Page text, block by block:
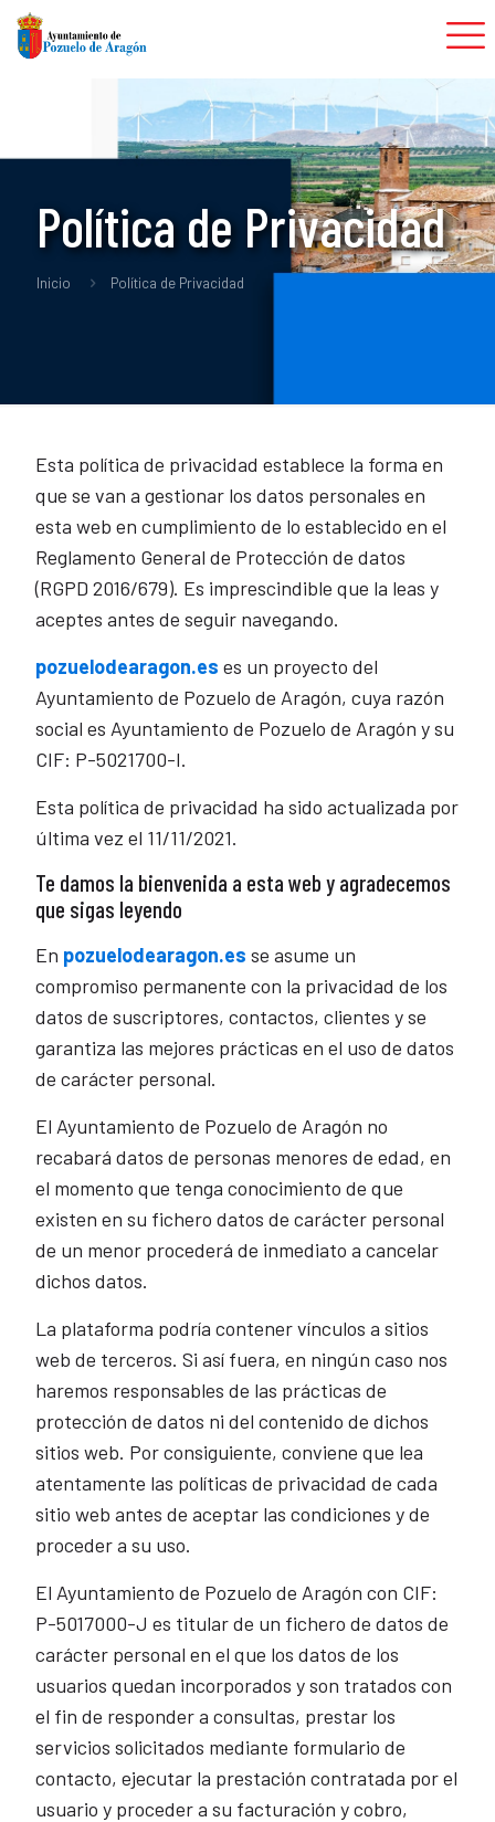
Política de Privacidad
Inicio Política de Privacidad
Esta política de privacidad establece la forma en
que se van a gestionar los datos personales en
esta web en cumplimiento de lo establecido en el
Reglamento General de Protección de datos
(RGPD 2016/679). Es imprescindible que la leas y
aceptes antes de seguir navegando.
pozuelodearagon.es es un proyecto del
Ayuntamiento de Pozuelo de Aragón, cuya razón
social es Ayuntamiento de Pozuelo de Aragón y su
CIF: P-5021700-I.
Esta política de privacidad ha sido actualizada por
última vez el 11/11/2021.
Te damos la bienvenida a esta web y agradecemos
que sigas leyendo
En pozuelodearagon.es se asume un
compromiso permanente con la privacidad de los
datos de suscriptores, contactos, clientes y se
garantiza las mejores prácticas en el uso de datos
de carácter personal.
El Ayuntamiento de Pozuelo de Aragón no
recabará datos de personas menores de edad, en
el momento que tenga conocimiento de que
existen en su fichero datos de carácter personal
de un menor procederá de inmediato a cancelar
dichos datos.
La plataforma podría contener vínculos a sitios
web de terceros. Si así fuera, en ningún caso nos
haremos responsables de las prácticas de
protección de datos ni del contenido de dichos
sitios web. Por consiguiente, conviene que lea
atentamente las políticas de privacidad de cada
sitio web antes de aceptar las condiciones y de
proceder a su uso.
El Ayuntamiento de Pozuelo de Aragón con CIF:
P-5017000-J es titular de un fichero de datos de
carácter personal en el que los datos de los
usuarios quedan incorporados y son tratados con
el fin de responder a consultas, prestar los
servicios solicitados mediante formulario de
contacto, ejecutar la prestación contratada por el
usuario y proceder a su facturación y cobro,